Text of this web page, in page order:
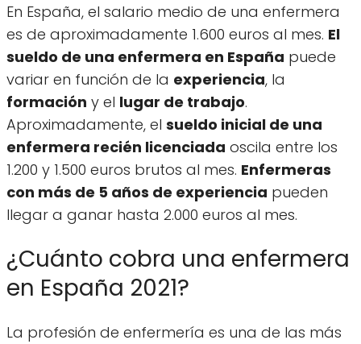
En España, el salario medio de una enfermera
es de aproximadamente 1.600 euros al mes. El
sueldo de una enfermera en España puede
variar en función de la experiencia, la
formación y el lugar de trabajo.
Aproximadamente, el sueldo inicial de una
enfermera recién licenciada oscila entre los
1.200 y 1.500 euros brutos al mes. Enfermeras
con más de 5 años de experiencia pueden
llegar a ganar hasta 2.000 euros al mes.
¿Cuánto cobra una enfermera
en España 2021?
La profesión de enfermería es una de las más